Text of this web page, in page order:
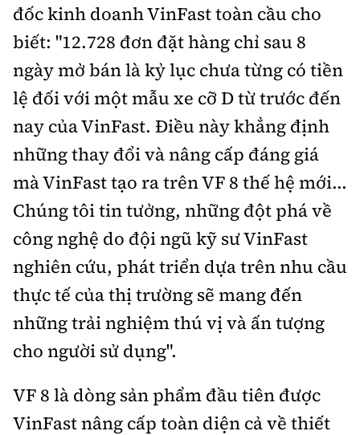
đốc kinh doanh VinFast toàn cầu cho
biết: "12.728 đơn đặt hàng chỉ sau 8
ngày mở bán là kỷ lục chưa từng có tiền
lệ đối với một mẫu xe cỡ D từ trước đến
nay của VinFast. Điều này khẳng định
những thay đổi và nâng cấp đáng giá
mà VinFast tạo ra trên VF 8 thế hệ mới...
Chúng tôi tin tưởng, những đột phá về
công nghệ do đội ngũ kỹ sư VinFast
nghiên cứu, phát triển dựa trên nhu cầu
thực tế của thị trường sẽ mang đến
những trải nghiệm thú vị và ấn tượng
cho người sử dụng".
VF 8 là dòng sản phẩm đầu tiên được
VinFast nâng cấp toàn diện cả về thiết